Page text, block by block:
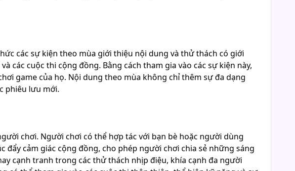
các sự kiện theo mùa giới thiệu nội dung và thử thách có giới
các cuộc thi cộng đồng. Bằng cách tham gia vào các sự kiện này,
game của họ. Nội dung theo mùa không chỉ thêm sự đa dạng
phiêu lưu mới.
chơi. Người chơi có thể hợp tác với bạn bè hoặc người dùng
cảm giác cộng đồng, cho phép người chơi chia sẻ những sáng
cạnh tranh trong các thử thách nhịp điệu, khía cạnh đa người